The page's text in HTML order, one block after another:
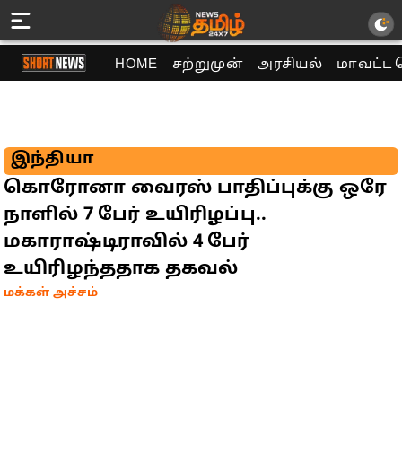
HOME சற்றுமுன் அரசியல் மாவட்ட
இந்தியா
கொரோனா வைரஸ் பாதிப்புக்கு ஒரே
நாளில் 7 பேர் உயிரிழப்பு..
மகாராஷ்டிராவில் 4 பேர்
உயிரிழந்ததாக தகவல்
மக்கள் அச்சம்